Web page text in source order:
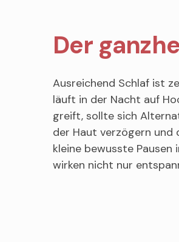
Der
Ausreichend Schlaf ist
läuft in der Nacht auf
greift, sollte sich
der Haut verzögern und
kleine bewusste Pausen
wirken nicht nur